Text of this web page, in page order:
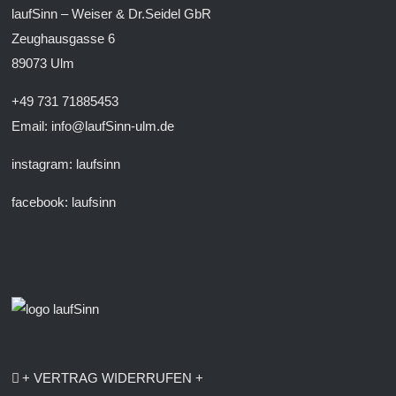
laufSinn – Weiser & Dr.Seidel GbR
Zeughausgasse 6
89073 Ulm
+49 731 71885453
Email: info@laufSinn-ulm.de
instagram: laufsinn
facebook: laufsinn
+ VERTRAG WIDERRUFEN +